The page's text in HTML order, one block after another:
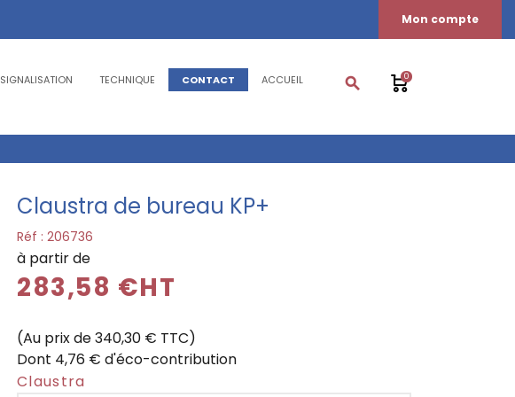
Mon compte
SIGNALISATION TECHNIQUE CONTACT ACCUEIL search 0
Claustra de bureau KP+
Réf : 206736
à partir de
283,58 €HT
(Au prix de 340,30 € TTC)
Dont 4,76 € d'éco-contribution
Claustra